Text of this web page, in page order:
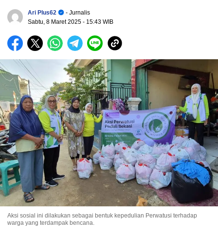
Ari Plus62
- Jurnalis
Sabtu, 8 Maret 2025 - 15:43 WIB
Aksi sosial ini dilakukan sebagai bentuk kepedulian Perwatusi terhadap
warga yang terdampak bencana.